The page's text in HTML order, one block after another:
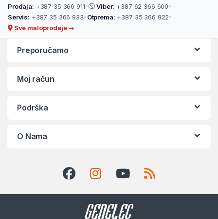
Prodaja: +387 35 366 911• Viber: +387 62 366 600•
Servis: +387 35 366 933• Otprema: +387 35 366 922•
Sve maloprodaje →
Preporučamo
Moj račun
Podrška
O Nama